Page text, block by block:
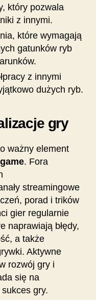
który pozwala
z innymi.
które wymagają
gatunków ryb
z innymi
dużych ryb.
gry
ważny element
. Fora
streamingowe
porad i trików
gier regularnie
naprawiają błędy,
a także
Aktywne
rozwój gry i
się na
gry.